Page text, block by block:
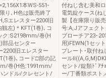
本WS-551-
り､H色は販売終了
エレスター2200旧
左)＊KFT(1巻)､コ
ク:S2198mm/巻(H
品センター
2200旧エレスター
巻)､コード□部の記
巻(H色:1991mm/
ンドル/クレセント/
付ねじ含む美和
電気錠ケース(ね
製【在庫限り販
号:A,Jアフェク
ブローチア23･
用)FEWN(1セッ
プレート･取付
ール
セント/錠類ﾄﾞｱ
ー/丁番類ポスト